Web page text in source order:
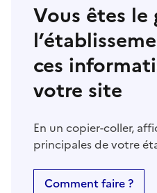
Vous êtes le
ces
votre site
En un copier-coller,
principales de votre
Comment faire ?